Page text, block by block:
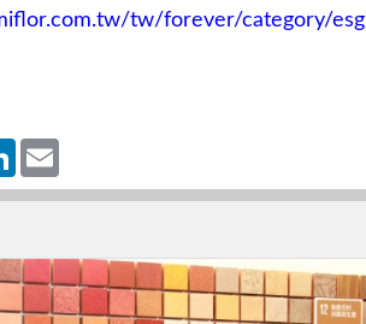
tw/forever/category/
LinkedIn